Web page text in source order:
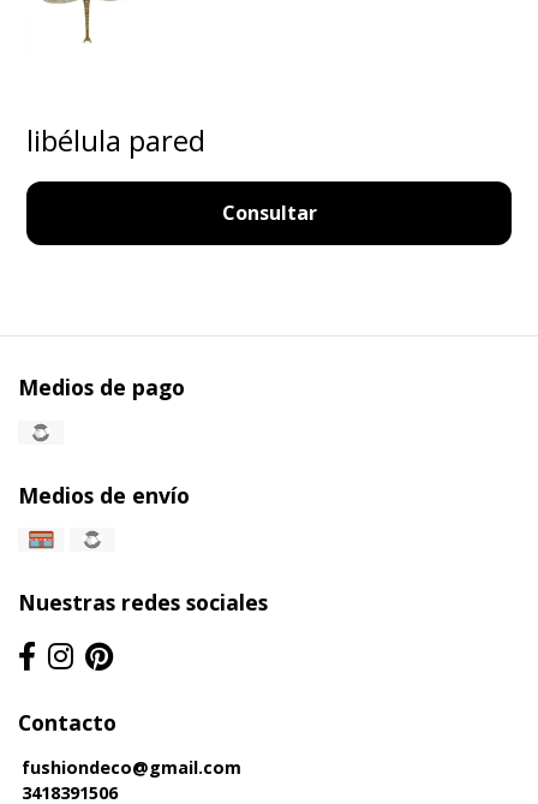
libélula pared
Consultar
Medios de pago
Medios de envío
Nuestras redes sociales
Contacto
fushiondeco@gmail.com
3418391506